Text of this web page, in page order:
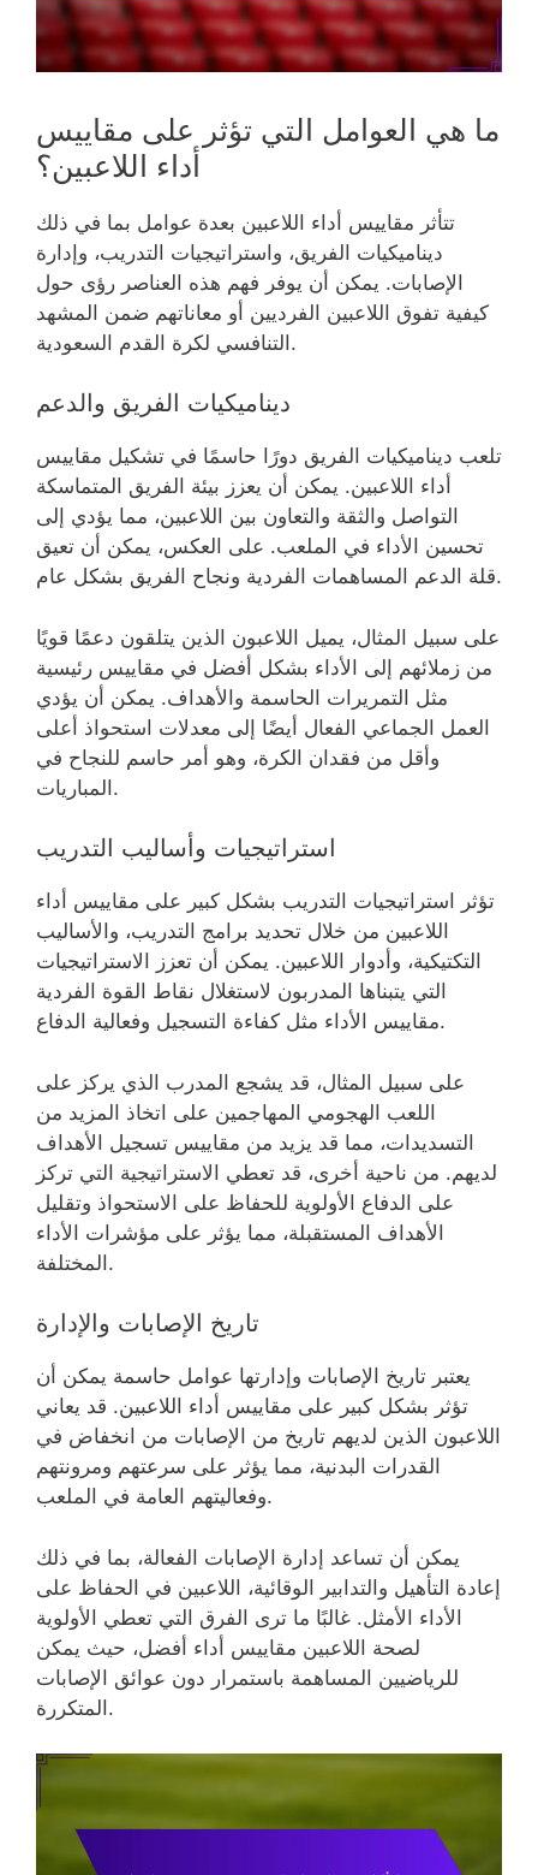
ما هي العوامل التي تؤثر على مقاييس
أداء اللاعبين؟
تتأثر مقاييس أداء اللاعبين بعدة عوامل بما في ذلك
ديناميكيات الفريق، واستراتيجيات التدريب، وإدارة
الإصابات. يمكن أن يوفر فهم هذه العناصر رؤى حول
كيفية تفوق اللاعبين الفرديين أو معاناتهم ضمن المشهد
التنافسي لكرة القدم السعودية.
ديناميكيات الفريق والدعم
تلعب ديناميكيات الفريق دورًا حاسمًا في تشكيل مقاييس
أداء اللاعبين. يمكن أن يعزز بيئة الفريق المتماسكة
التواصل والثقة والتعاون بين اللاعبين، مما يؤدي إلى
تحسين الأداء في الملعب. على العكس، يمكن أن تعيق
قلة الدعم المساهمات الفردية ونجاح الفريق بشكل عام.
على سبيل المثال، يميل اللاعبون الذين يتلقون دعمًا قويًا
من زملائهم إلى الأداء بشكل أفضل في مقاييس رئيسية
مثل التمريرات الحاسمة والأهداف. يمكن أن يؤدي
العمل الجماعي الفعال أيضًا إلى معدلات استحواذ أعلى
وأقل من فقدان الكرة، وهو أمر حاسم للنجاح في
المباريات.
استراتيجيات وأساليب التدريب
تؤثر استراتيجيات التدريب بشكل كبير على مقاييس أداء
اللاعبين من خلال تحديد برامج التدريب، والأساليب
التكتيكية، وأدوار اللاعبين. يمكن أن تعزز الاستراتيجيات
التي يتبناها المدربون لاستغلال نقاط القوة الفردية
مقاييس الأداء مثل كفاءة التسجيل وفعالية الدفاع.
على سبيل المثال، قد يشجع المدرب الذي يركز على
اللعب الهجومي المهاجمين على اتخاذ المزيد من
التسديدات، مما قد يزيد من مقاييس تسجيل الأهداف
لديهم. من ناحية أخرى، قد تعطي الاستراتيجية التي تركز
على الدفاع الأولوية للحفاظ على الاستحواذ وتقليل
الأهداف المستقبلة، مما يؤثر على مؤشرات الأداء
المختلفة.
تاريخ الإصابات والإدارة
يعتبر تاريخ الإصابات وإدارتها عوامل حاسمة يمكن أن
تؤثر بشكل كبير على مقاييس أداء اللاعبين. قد يعاني
اللاعبون الذين لديهم تاريخ من الإصابات من انخفاض في
القدرات البدنية، مما يؤثر على سرعتهم ومرونتهم
وفعاليتهم العامة في الملعب.
يمكن أن تساعد إدارة الإصابات الفعالة، بما في ذلك
إعادة التأهيل والتدابير الوقائية، اللاعبين في الحفاظ على
الأداء الأمثل. غالبًا ما ترى الفرق التي تعطي الأولوية
لصحة اللاعبين مقاييس أداء أفضل، حيث يمكن
للرياضيين المساهمة باستمرار دون عوائق الإصابات
المتكررة.